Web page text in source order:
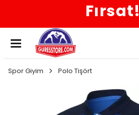
Fırsat!
Spor Giyim Polo Tişört